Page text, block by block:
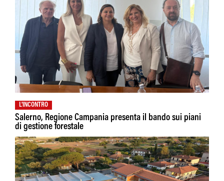
L'INCONTRO
Salerno, Regione Campania presenta il bando sui piani
di gestione forestale